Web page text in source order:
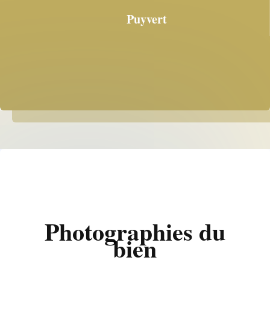
Puyvert
Photographies du
bien